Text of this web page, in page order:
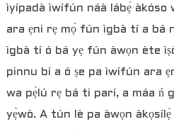
ìyípadà ìwífún náà lábẹ́ àkóso
ara ẹni rẹ mọ́ fún ìgbà tí a bá
ìgbà tí ó bá yẹ fún àwọn ète
pinnu bí a ó ṣe pa ìwífún ara
wa pẹ̀lú rẹ bá ti parí, a máa ń
yẹ̀wò. A tún lè pa àwọn